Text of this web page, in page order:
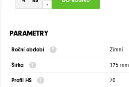
-
PARAMETRY
Roční období Zimní
Šířka 175 mm
Profil HS 70